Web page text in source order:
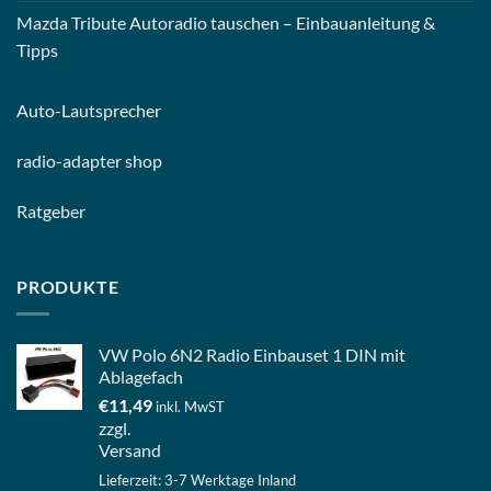
Mazda Tribute Autoradio tauschen – Einbauanleitung &
Tipps
Auto-Lautsprecher
radio-adapter shop
Ratgeber
PRODUKTE
VW Polo 6N2 Radio Einbauset 1 DIN mit
Ablagefach
€11,49 inkl. MwST
zzgl.
Versand
Lieferzeit: 3-7 Werktage Inland